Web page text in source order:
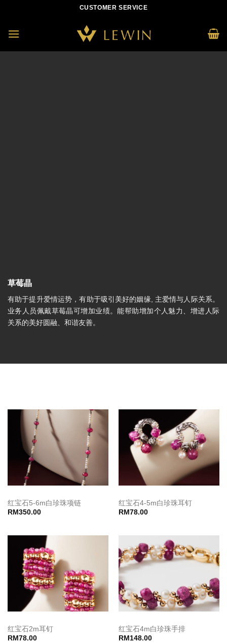
content
CUSTOMER SERVICE
草莓晶
有助于提升爱情运势，有助于吸引美好的姻缘, 主爱情与人际关系。
业务人员佩戴草莓晶可增加业绩。能帮助增加个人魅力、增进人际
关系的美好圆融、和谐友善。
红宝石5-6m白珍珠项链
RM 350.00
红宝石4-5m白珍珠耳钉
RM 78.00
红宝石2m耳钉
RM 78.00
红宝石4m白珍珠手排
RM 148.00